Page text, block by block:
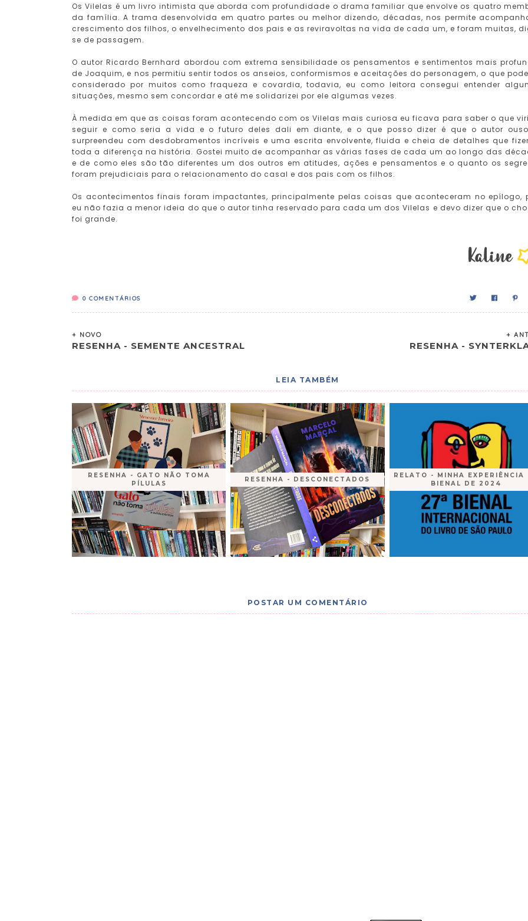
Os Vilelas é um livro intimista que aborda com profundidade o drama familiar que envolve os quatro
da família. A trama desenvolvida em quatro partes ou melhor dizendo, décadas, nos permite
crescimento dos filhos, o envelhecimento dos pais e as reviravoltas na vida de cada um, e foram muitas,
se de passagem.
O autor Ricardo Bernhard abordou com extrema sensibilidade os pensamentos e sentimentos mais
de Joaquim, e nos permitiu sentir todos os anseios, conformismos e aceitações do personagem, o que
considerado por muitos como fraqueza e covardia, todavia, eu como leitora consegui entender
situações, mesmo sem concordar e até me solidarizei por ele algumas vezes.
À medida em que as coisas foram acontecendo com os Vilelas mais curiosa eu ficava para saber o que
seguir e como seria a vida e o futuro deles dali em diante, e o que posso dizer é que o autor
surpreendeu com desdobramentos incríveis e uma escrita envolvente, fluida e cheia de detalhes que
toda a diferença na história. Gostei muito de acompanhar as várias fases de cada um ao longo das
e de como eles são tão diferentes um dos outros em atitudes, ações e pensamentos e o quanto os
foram prejudiciais para o relacionamento do casal e dos pais com os filhos.
Os acontecimentos finais foram impactantes, principalmente pelas coisas que aconteceram no epílogo,
eu não fazia a menor ideia do que o autor tinha reservado para cada um dos Vilelas e devo dizer que o
foi grande.
0 COMENTÁRIOS
+ NOVO
RESENHA - SEMENTE ANCESTRAL
+
RESENHA -
LEIA TAMBÉM
RESENHA - GATO NÃO TOMA
PÍLULAS
RESENHA - DESCONECTADOS
RELATO - MINHA EXPERIÊNCIA
BIENAL DE 2024
POSTAR UM COMENTÁRIO